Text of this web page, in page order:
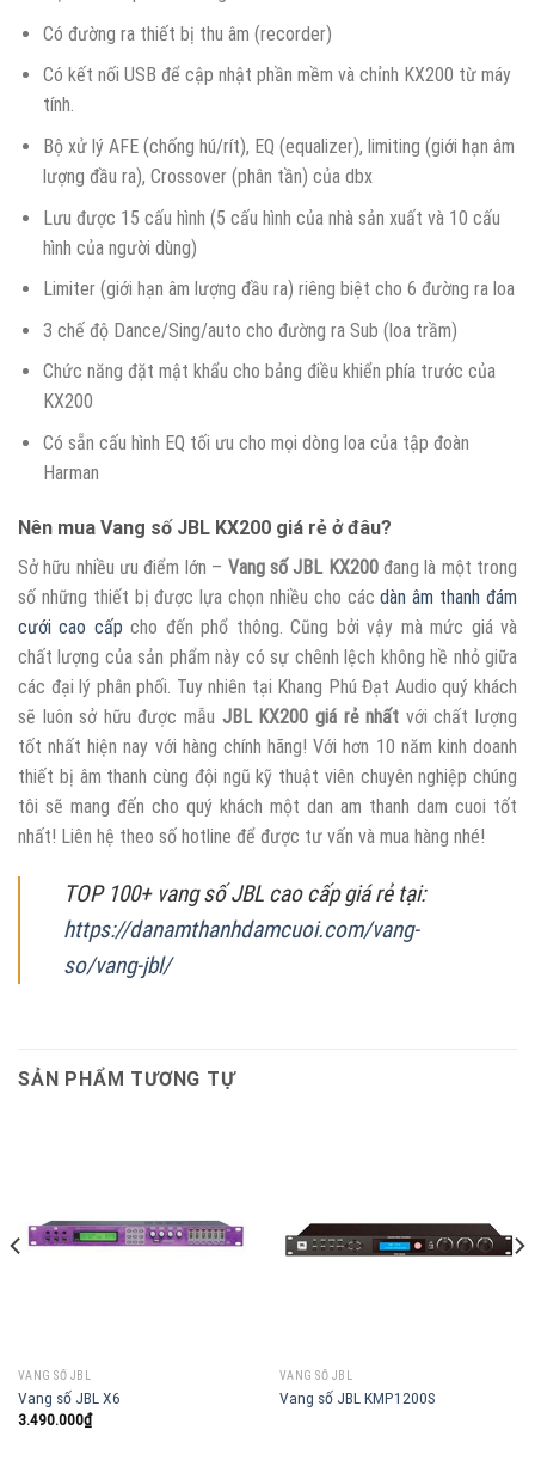
Có đường ra thiết bị thu âm (recorder)
Có kết nối USB để cập nhật phần mềm và chỉnh KX200 từ máy
tính.
Bộ xử lý AFE (chống hú/rít), EQ (equalizer), limiting (giới hạn âm
lượng đầu ra), Crossover (phân tần) của dbx
Lưu được 15 cấu hình (5 cấu hình của nhà sản xuất và 10 cấu
hình của người dùng)
Limiter (giới hạn âm lượng đầu ra) riêng biệt cho 6 đường ra loa
3 chế độ Dance/Sing/auto cho đường ra Sub (loa trầm)
Chức năng đặt mật khẩu cho bảng điều khiển phía trước của
KX200
Có sẵn cấu hình EQ tối ưu cho mọi dòng loa của tập đoàn
Harman
Nên mua Vang số JBL KX200 giá rẻ ở đâu?
Sở hữu nhiều ưu điểm lớn – Vang số JBL KX200đang là một trong
số những thiết bị được lựa chọn nhiều cho cácdàn âm thanh đám
cưới cao cấp cho đến phổ thông. Cũng bởi vậy mà mức giá và
chất lượng của sản phẩm này có sự chênh lệch không hề nhỏ giữa
các đại lý phân phối. Tuy nhiên tại Khang Phú Đạt Audio quý khách
sẽ luôn sở hữu được mẫu JBL KX200 giá rẻ nhất với chất lượng
tốt nhất hiện nay với hàng chính hãng! Với hơn 10 năm kinh doanh
thiết bị âm thanh cùng đội ngũ kỹ thuật viên chuyên nghiệp chúng
tôi sẽ mang đến cho quý khách một dan am thanh dam cuoi tốt
nhất! Liên hệ theo số hotline để được tư vấn và mua hàng nhé!
TOP 100+ vang số JBL cao cấp giá rẻ tại:
https://danamthanhdamcuoi.com/vang-
so/vang-jbl/
SẢN PHẨM TƯƠNG TỰ
VANG SỐ JBL
Vang số JBL X6
3.490.000₫
VANG SỐ JBL
Vang số JBL KMP1200S